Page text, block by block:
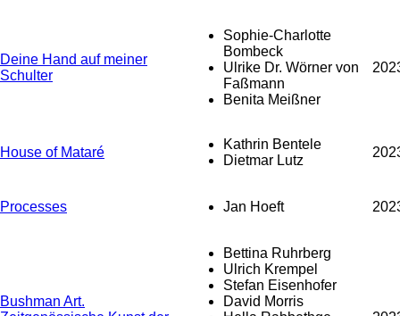
Deine Hand auf meiner
Schulter
Sophie-Charlotte
Bombeck
Ulrike Dr. Wörner von
Faßmann
Benita Meißner
House of Mataré
Kathrin Bentele
Dietmar Lutz
Processes Jan Hoeft
Bushman Art.
Bettina Ruhrberg
Ulrich Krempel
Stefan Eisenhofer
David Morris